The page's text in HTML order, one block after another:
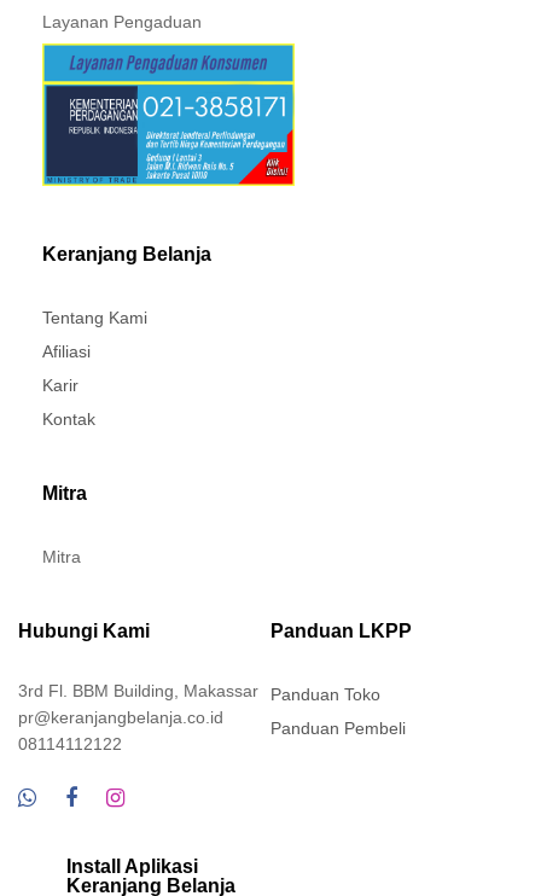
Layanan Pengaduan
Keranjang Belanja
Tentang Kami
Afiliasi
Karir
Kontak
Mitra
Mitra
Hubungi Kami
3rd Fl. BBM Building, Makassar
pr@keranjangbelanja.co.id
08114112122
Panduan LKPP
Panduan Toko
Panduan Pembeli
Install Aplikasi
Keranjang Belanja